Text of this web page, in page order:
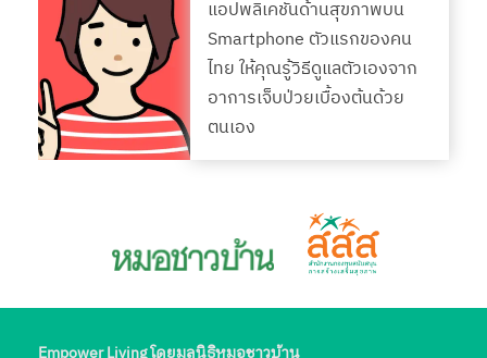
แอปพลิเคชันด้านสุขภาพบน
Smartphone ตัวแรกของคน
ไทย ให้คุณรู้วิธีดูแลตัวเองจาก
อาการเจ็บป่วยเบื้องต้นด้วย
ตนเอง